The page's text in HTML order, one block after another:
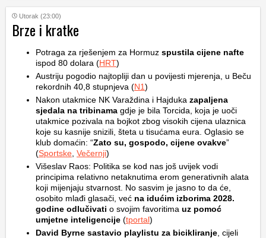
Utorak (23:00)
Brze i kratke
Potraga za rješenjem za Hormuz spustila cijene nafte
ispod 80 dolara (HRT)
Austriju pogodio najtopliji dan u povijesti mjerenja, u Beču
rekordnih 40,8 stupnjeva (N1)
Nakon utakmice NK Varaždina i Hajduka zapaljena
sjedala na tribinama gdje je bila Torcida, koja je uoči
utakmice pozivala na bojkot zbog visokih cijena ulaznica
koje su kasnije snizili, šteta u tisućama eura. Oglasio se
klub domaćin: “Zato su, gospodo, cijene ovakve”
(Sportske Večernji)
Višeslav Raos: Politika se kod nas još uvijek vodi
principima relativno netaknutima erom generativnih alata
koji mijenjaju stvarnost. No sasvim je jasno to da će,
osobito mlađi glasači, već na idućim izborima 2028.
godine odlučivati o svojim favoritima uz pomoć
umjetne inteligencije (tportal)
David Byrne sastavio playlistu za bicikliranje , cijeli